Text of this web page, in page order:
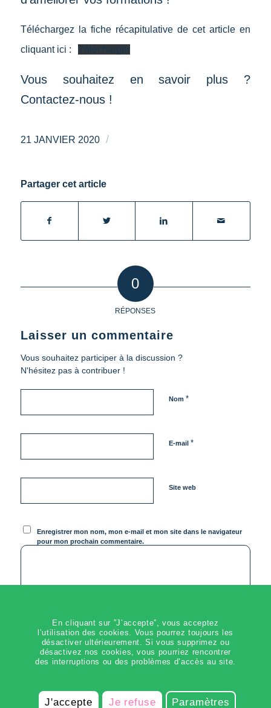
Téléchargez la fiche récapitulative de cet article en
cliquant ici :
Télécharger
Vous souhaitez en savoir plus ?
Contactez-nous !
21 JANVIER 2020 /
Partager cet article
0
RÉPONSES
Laisser un commentaire
Vous souhaitez participer à la discussion ?
N'hésitez pas à contribuer !
Nom *
E-mail *
Site web
Enregistrer mon nom, mon e-mail et mon site dans le navigateur
pour mon prochain commentaire.
En cliquant sur ”J’accepte”, vous acceptez
l’utilisation des cookies. Vous pourrez toujours les
désactiver ultérieurement. Si vous supprimez ou
désactivez nos cookies, vous pourriez rencontrer
des interruptions ou des problèmes d’accès au site.
J'accepte Je refuse Paramètres